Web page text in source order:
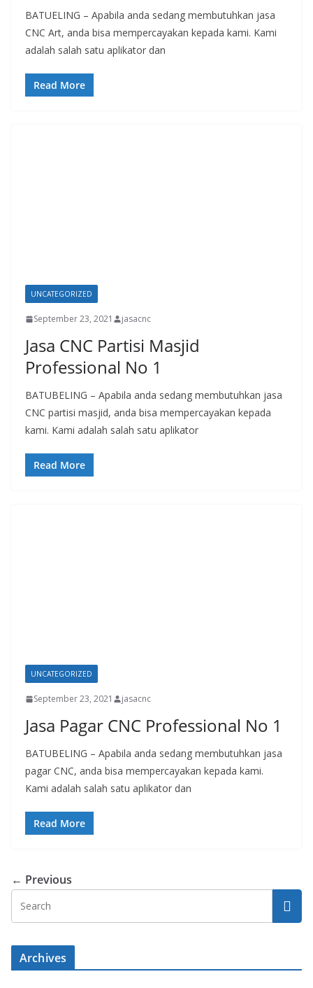
BATUELING – Apabila anda sedang membutuhkan jasa
CNC Art, anda bisa mempercayakan kepada kami. Kami
adalah salah satu aplikator dan
Read More
UNCATEGORIZED
September 23, 2021 jasacnc
Jasa CNC Partisi Masjid
Professional No 1
BATUBELING – Apabila anda sedang membutuhkan jasa
CNC partisi masjid, anda bisa mempercayakan kepada
kami. Kami adalah salah satu aplikator
Read More
UNCATEGORIZED
September 23, 2021 jasacnc
Jasa Pagar CNC Professional No 1
BATUBELING – Apabila anda sedang membutuhkan jasa
pagar CNC, anda bisa mempercayakan kepada kami.
Kami adalah salah satu aplikator dan
Read More
← Previous
Archives